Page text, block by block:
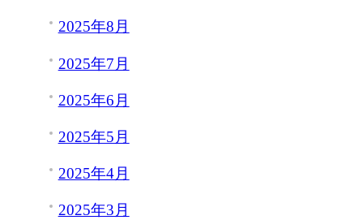
2025年8月
2025年7月
2025年6月
2025年5月
2025年4月
2025年3月